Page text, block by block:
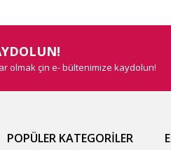
olmak çin e- bültenimize kaydolun!
POPÜLER KATEGORİLER